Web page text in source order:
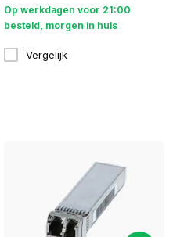
Op werkdagen voor 21:00
besteld, morgen in huis
Vergelijk